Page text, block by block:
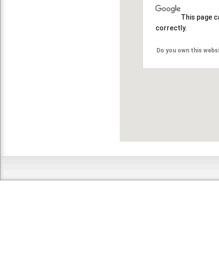
This page
correctly.
Do you own this